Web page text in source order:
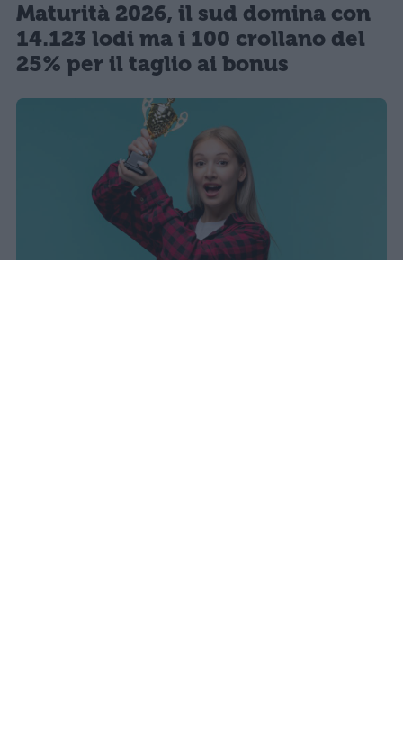
Maturità 2026, il sud domina con
14.123 lodi ma i 100 crollano del
25% per il taglio ai bonus